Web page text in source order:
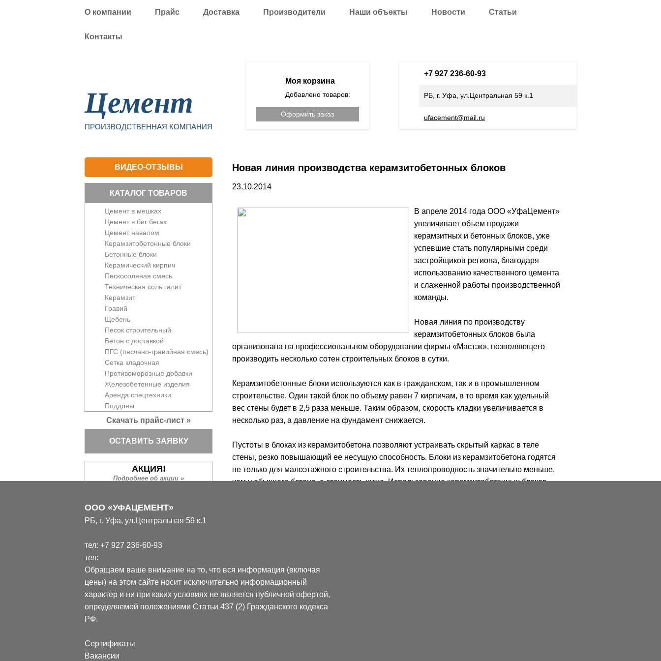
О компании Прайс Доставка Производители Наши объекты Новости Статьи
Контакты
Цемент
ПРОИЗВОДСТВЕННАЯ КОМПАНИЯ
Моя корзина
Добавлено товаров:
Оформить заказ
+7 927 236-60-93
РБ, г. Уфа, ул.Центральная 59 к.1
ufacement@mail.ru
ВИДЕО-ОТЗЫВЫ
КАТАЛОГ ТОВАРОВ
Цемент в мешках
Цемент в биг бегах
Цемент навалом
Керамзитобетонные блоки
Бетонные блоки
Керамический кирпич
Пескосоляная смесь
Техническая соль галит
Керамзит
Гравий
Щебень
Песок строительный
Бетон с доставкой
ПГС (песчано-гравийная смесь)
Сетка кладочная
Противоморозные добавки
Железобетонные изделия
Аренда спецтехники
Поддоны
Скачать прайс-лист »
ОСТАВИТЬ ЗАЯВКУ
АКЦИЯ!
Подробнее об акции »
ДО КОНЦА АКЦИИ ОСТАЛОСЬ:
00
дней
: 00
часов
: 00
минут
: 00
секунд
Новая линия производства керамзитобетонных блоков
23.10.2014
В апреле 2014 года ООО «УфаЦемент»
увеличивает объем продажи
керамзитных и бетонных блоков, уже
успевшие стать популярными среди
застройщиков региона, благодаря
использованию качественного цемента
и слаженной работы производственной
команды.
Новая линия по производству
керамзитобетонных блоков была
организована на профессиональном оборудовании фирмы «Мастэк», позволяющего
производить несколько сотен строительных блоков в сутки.
Керамзитобетонные блоки используются как в гражданском, так и в промышленном
строительстве. Один такой блок по объему равен 7 кирпичам, в то время как удельный
вес стены будет в 2,5 раза меньше. Таким образом, скорость кладки увеличивается в
несколько раз, а давление на фундамент снижается.
Пустоты в блоках из керамзитобетона позволяют устраивать скрытый каркас в теле
стены, резко повышающий ее несущую способность. Блоки из керамзитобетона годятся
не только для малоэтажного строительства. Их теплопроводность значительно меньше,
чем у обычного бетона, а стоимость ниже. Использование керамзитобетонных блоков
Керамзитобетонные стены поддерживают комфортный уровень влажности в
помещении, обладают отличными теплоизоляционными свойствами, что позволяет
использовать их в различных климатических условиях.
ООО «УФАЦЕМЕНТ»
РБ, г. Уфа, ул.Центральная 59 к.1
тел: +7 927 236-60-93
тел:
Обращаем ваше внимание на то, что вся информация (включая
цены) на этом сайте носит исключительно информационный
характер и ни при каких условиях не является публичной офертой,
определяемой положениями Статьи 437 (2) Гражданского кодекса
РФ.
Сертификаты
Вакансии